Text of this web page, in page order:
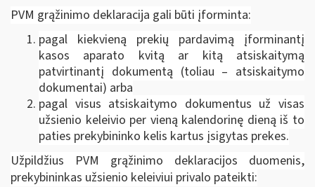
PVM grąžinimo deklaracija gali būti įforminta:
pagal kiekvieną prekių pardavimą įforminantį
kasos aparato kvitą ar kitą atsiskaitymą
patvirtinantį dokumentą (toliau – atsiskaitymo
dokumentai) arba
pagal visus atsiskaitymo dokumentus už visas
užsienio keleivio per vieną kalendorinę dieną iš to
paties prekybininko kelis kartus įsigytas prekes.
Užpildžius PVM grąžinimo deklaracijos duomenis,
prekybininkas užsienio keleiviui privalo pateikti: